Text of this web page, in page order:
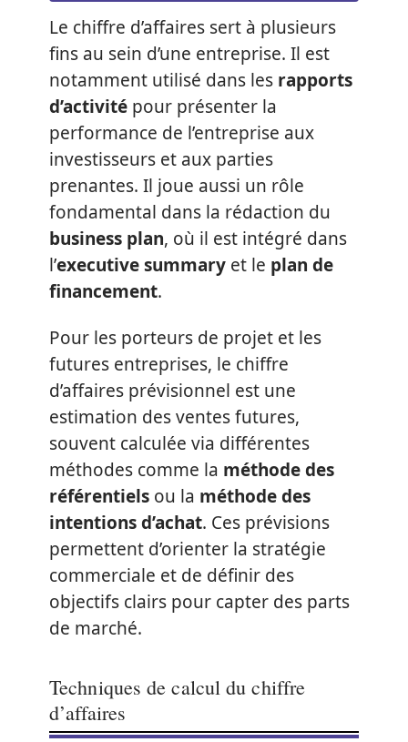
Le chiffre d’affaires sert à plusieurs
fins au sein d’une entreprise. Il est
notamment utilisé dans les rapports
d’activité pour présenter la
performance de l’entreprise aux
investisseurs et aux parties
prenantes. Il joue aussi un rôle
fondamental dans la rédaction du
business plan, où il est intégré dans
l’executive summary et le plan de
financement.
Pour les porteurs de projet et les
futures entreprises, le chiffre
d’affaires prévisionnel est une
estimation des ventes futures,
souvent calculée via différentes
méthodes comme la méthode des
référentiels ou la méthode des
intentions d’achat. Ces prévisions
permettent d’orienter la stratégie
commerciale et de définir des
objectifs clairs pour capter des parts
de marché.
Techniques de calcul du chiffre
d’affaires